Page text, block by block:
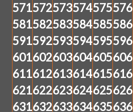
571572573574575576
581582583584585586
591592593594595596
601602603604605606
611612613614615616
621622623624625626
631632633634635636